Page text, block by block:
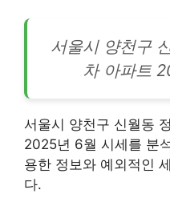
서울시 양천구
차 아파트
서울시 양천구 신월동
2025년 6월 시세를 분
용한 정보와 예외적인
다.